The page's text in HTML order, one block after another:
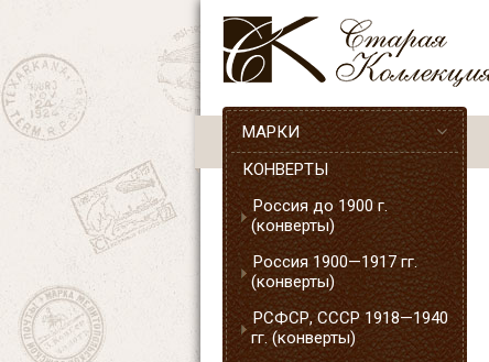
МАРКИ
КОНВЕРТЫ
Россия до 1900 г.
(конверты)
Россия 1900—1917 гг.
(конверты)
РСФСР, СССР 1918—1940
гг. (конверты)